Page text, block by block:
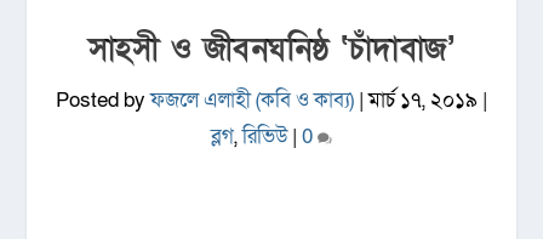
সাহসী ও জীবনঘনিষ্ঠ ‘চাঁদাবাজ’
Posted byফজলে এলাহী (কবি ও কাব্য) |মার্চ ১৭, ২০১৯ |
ব্লগ,রিভিউ| 0